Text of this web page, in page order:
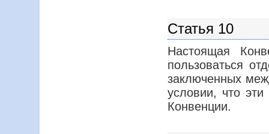
Статья 10
Настоящая
пользоваться
заключенных
условии, что
Конвенции.